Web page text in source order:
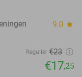
9.0 star
Regulier €23
€17,25